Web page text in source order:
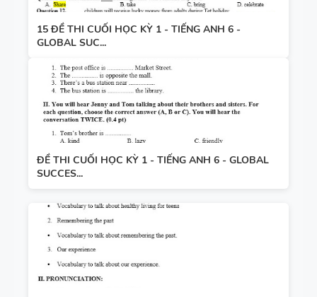
15 ĐỀ THI CUỐI HỌC KỲ 1 - TIẾNG ANH 6 -
GLOBAL SUC...
ĐỀ THI CUỐI HỌC KỲ 1 - TIẾNG ANH 6 - GLOBAL
SUCCES...